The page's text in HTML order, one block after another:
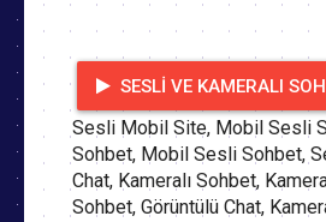
SESLI VE KAMERALI
Sesli Mobil Site, Mobil Sesli
Sohbet, Mobil Sesli Sohbet,
Chat, Kameralı Sohbet,
Sohbet, Görüntülü Chat,